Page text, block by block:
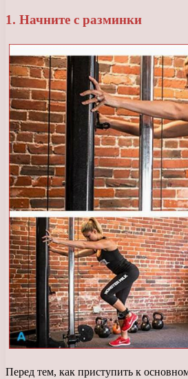
1. Начните с разминки
Перед тем, как приступить к